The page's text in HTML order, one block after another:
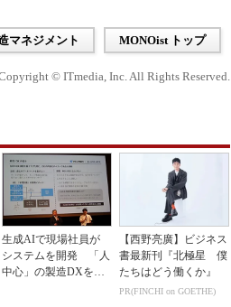
マネジメント MONOist トップ
© ITmedia, Inc. All Rights Reserved.
生成AIで現場社員が
システムを開発 「人
中心」の製造DXを自
【西野亮廣】ビジネス
書最新刊『北極星 僕
たちはどう働くか』
PR(FINCHI on GOETHE)